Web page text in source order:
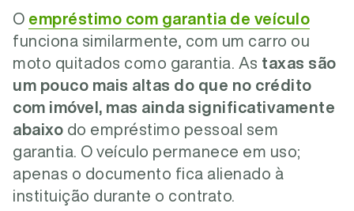
O empréstimo com garantia de veículo
funciona similarmente, com um carro ou
moto quitados como garantia. As taxas são
um pouco mais altas do que no crédito
com imóvel, mas ainda significativamente
abaixo do empréstimo pessoal sem
garantia. O veículo permanece em uso;
apenas o documento fica alienado à
instituição durante o contrato.